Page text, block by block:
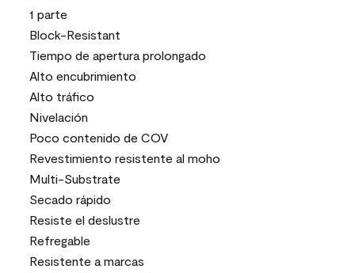
1 parte
Block-Resistant
Tiempo de apertura prolongado
Alto encubrimiento
Alto tráfico
Nivelación
Poco contenido de COV
Revestimiento resistente al moho
Multi-Substrate
Secado rápido
Resiste el deslustre
Refregable
Resistente a marcas